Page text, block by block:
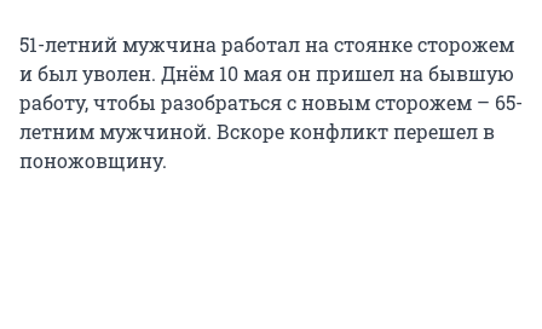
51-летний мужчина работал на стоянке сторожем
и был уволен. Днём 10 мая он пришел на бывшую
работу, чтобы разобраться с новым сторожем – 65-
летним мужчиной. Вскоре конфликт перешел в
поножовщину.